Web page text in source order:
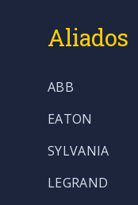
Aliados
ABB
EATON
SYLVANIA
LEGRAND